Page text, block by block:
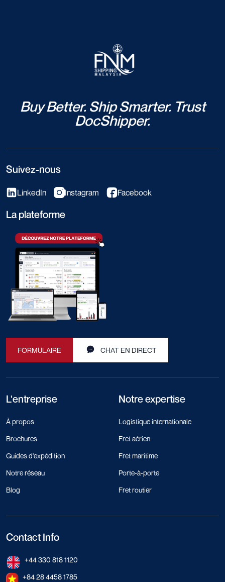
Buy Better. Ship Smarter. Trust
DocShipper.
Suivez-nous
LinkedIn Instagram Facebook
La plateforme
FORMULAIRE CHAT EN DIRECT
L'entreprise
À propos
Brochures
Guides d'expédition
Notre réseau
Blog
Notre expertise
Logistique internationale
Fret aérien
Fret maritime
Porte-à-porte
Fret routier
Contact Info
+44 330 818 1120
+84 28 4458 1785